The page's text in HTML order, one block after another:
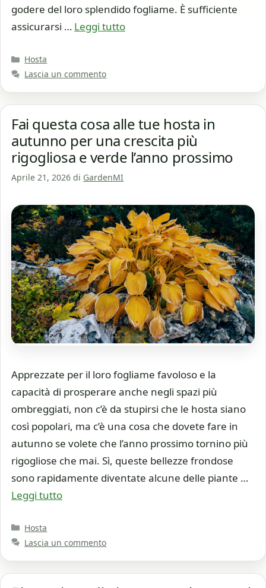
godere del loro splendido fogliame. È sufficiente
assicurarsi … Leggi tutto
Categorie
Hosta
Lascia un commento
Fai questa cosa alle tue hosta in
autunno per una crescita più
rigogliosa e verde l’anno prossimo
Aprile 21, 2026 di GardenMI
Apprezzate per il loro fogliame favoloso e la
capacità di prosperare anche negli spazi più
ombreggiati, non c’è da stupirsi che le hosta siano
così popolari, ma c’è una cosa che dovete fare in
autunno se volete che l’anno prossimo tornino più
rigogliose che mai. Sì, queste bellezze frondose
sono rapidamente diventate alcune delle piante …
Leggi tutto
Categorie
Hosta
Lascia un commento